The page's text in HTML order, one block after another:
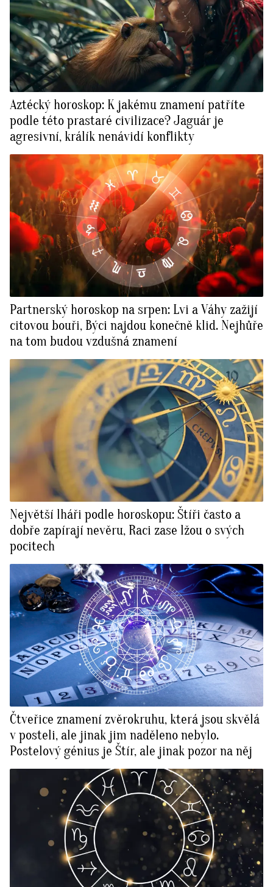
Aztécký horoskop: K jakému znamení patříte
podle této prastaré civilizace? Jaguár je
agresivní, králík nenávidí konflikty
Partnerský horoskop na srpen: Lvi a Váhy zažijí
citovou bouři, Býci najdou konečně klid. Nejhůře
na tom budou vzdušná znamení
Největší lháři podle horoskopu: Štíři často a
dobře zapírají nevěru, Raci zase lžou o svých
pocitech
Čtveřice znamení zvěrokruhu, která jsou skvělá
v posteli, ale jinak jim naděleno nebylo.
Postelový génius je Štír, ale jinak pozor na něj